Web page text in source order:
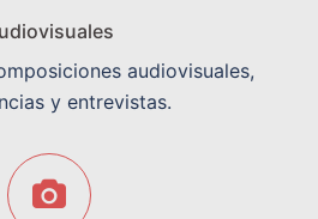
audiovisuales,
y entrevistas.